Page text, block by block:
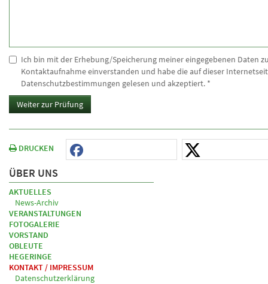
Ich bin mit der Erhebung/Speicherung meiner eingegebenen Daten
Kontaktaufnahme einverstanden und habe die auf dieser
Datenschutzbestimmungen gelesen und akzeptiert. *
Weiter zur Prüfung
DRUCKEN
ÜBER UNS
AKTUELLES
News-Archiv
VERANSTALTUNGEN
FOTOGALERIE
VORSTAND
OBLEUTE
HEGERINGE
KONTAKT / IMPRESSUM
Datenschutzerklärung